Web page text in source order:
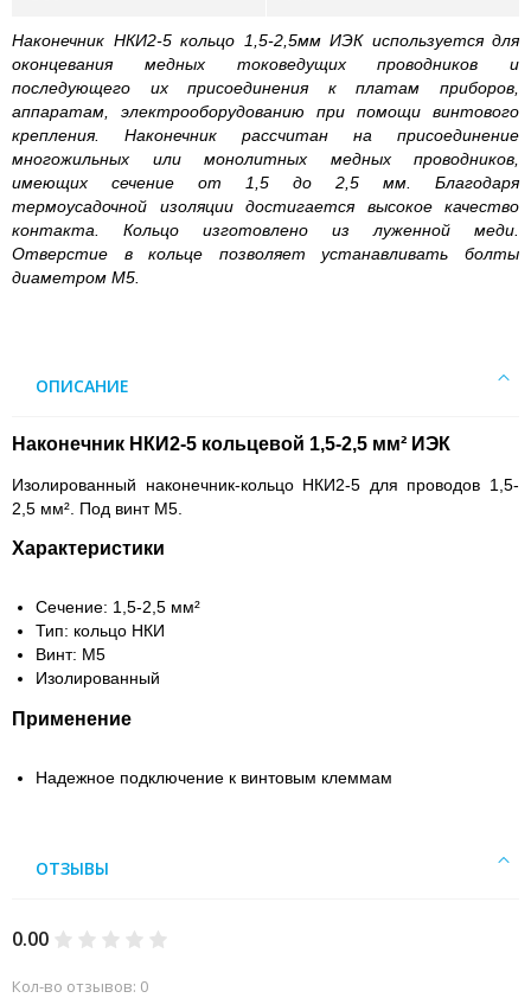
Наконечник НКИ2-5 кольцо 1,5-2,5мм ИЭК используется для
оконцевания медных токоведущих проводников и
последующего их присоединения к платам приборов,
аппаратам, электрооборудованию при помощи винтового
крепления. Наконечник рассчитан на присоединение
многожильных или монолитных медных проводников,
имеющих сечение от 1,5 до 2,5 мм. Благодаря
термоусадочной изоляции достигается высокое качество
контакта. Кольцо изготовлено из луженной меди.
Отверстие в кольце позволяет устанавливать болты
диаметром М5.
ОПИСАНИЕ
Наконечник НКИ2-5 кольцевой 1,5-2,5 мм² ИЭК
Изолированный наконечник-кольцо НКИ2-5 для проводов 1,5-
2,5 мм². Под винт М5.
Характеристики
Сечение: 1,5-2,5 мм²
Тип: кольцо НКИ
Винт: М5
Изолированный
Применение
Надежное подключение к винтовым клеммам
ОТЗЫВЫ
0.00
Кол-во отзывов: 0